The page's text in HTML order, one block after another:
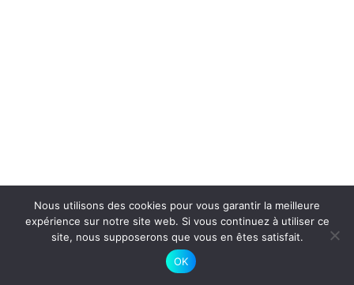
Nous utilisons des cookies pour vous garantir la meilleure
expérience sur notre site web. Si vous continuez à utiliser ce
site, nous supposerons que vous en êtes satisfait.
OK